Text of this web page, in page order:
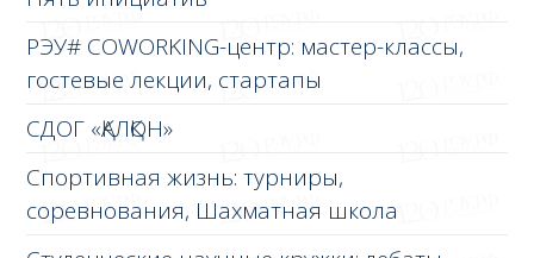
РЭУ# COWORKING-центр: мастер-классы,
гостевые лекции, стартапы
СДОГ «ҚАЛҚОН»
Спортивная жизнь: турниры,
соревнования, Шахматная школа